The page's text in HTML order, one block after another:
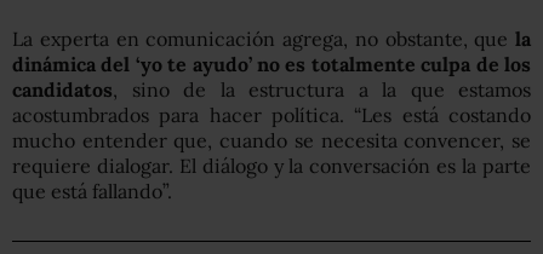
La experta en comunicación agrega, no obstante, que la
dinámica del ‘yo te ayudo’ no es totalmente culpa de los
candidatos , sino de la estructura a la que estamos
acostumbrados para hacer política. “Les está costando
mucho entender que, cuando se necesita convencer, se
requiere dialogar. El diálogo y la conversación es la parte
que está fallando”.